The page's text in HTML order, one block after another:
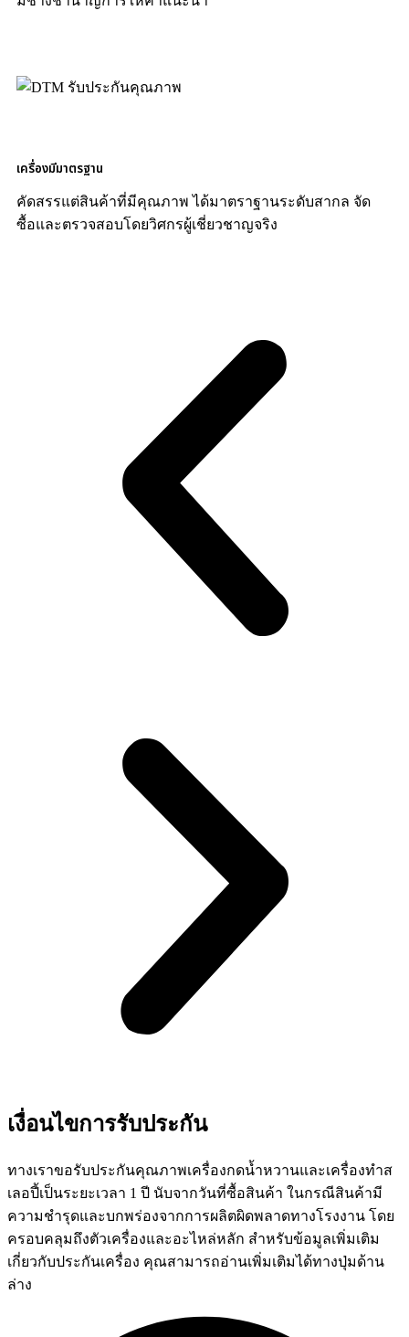
เครื่องมีมาตรฐาน
คัดสรรแต่สินค้าที่มีคุณภาพ ได้มาตราฐานระดับสากล จัด
ซื้อและตรวจสอบโดยวิศกรผู้เชี่ยวชาญจริง
เงื่อนไขการรับประกัน
ทางเราขอรับประกันคุณภาพเครื่องกดน้ำหวานและเครื่องทำส
เลอปี้เป็นระยะเวลา 1 ปี นับจากวันที่ซื้อสินค้า ในกรณีสินค้ามี
ความชำรุดและบกพร่องจากการผลิตผิดพลาดทางโรงงาน โดย
ครอบคลุมถึงตัวเครื่องและอะไหล่หลัก สำหรับข้อมูลเพิ่มเติม
เกี่ยวกับประกันเครื่อง คุณสามารถอ่านเพิ่มเติมได้ทางปุ่มด้าน
ล่าง